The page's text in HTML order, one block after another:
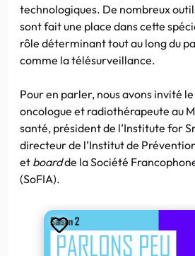
technologiques. De nombreux
sont fait une place dans cette
rôle déterminant tout au long du
comme la télésurveillance.
Pour en parler, nous avons invité
oncologue et radiothérapeute au
santé, président de l’Institute for
directeur de l’Institut de
et boardde la Société
(SoFIA).